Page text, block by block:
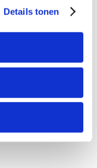
Details tonen